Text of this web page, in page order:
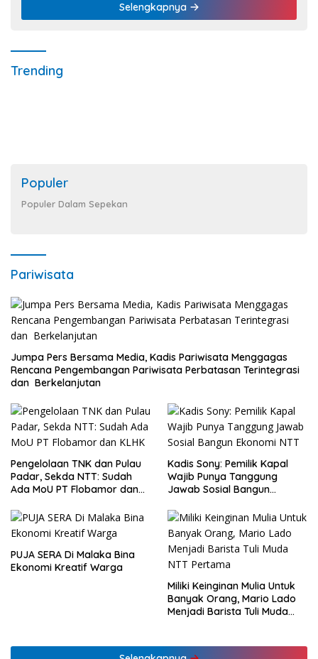
Selengkapnya
Trending
Populer
Populer Dalam Sepekan
Pariwisata
Jumpa Pers Bersama Media, Kadis Pariwisata Menggagas
Rencana Pengembangan Pariwisata Perbatasan Terintegrasi
dan Berkelanjutan
Pengelolaan TNK dan Pulau
Padar, Sekda NTT: Sudah
Ada MoU PT Flobamor dan
Kadis Sony: Pemilik Kapal
Wajib Punya Tanggung
Jawab Sosial Bangun
PUJA SERA Di Malaka Bina
Ekonomi Kreatif Warga
Miliki Keinginan Mulia Untuk
Banyak Orang, Mario Lado
Menjadi Barista Tuli Muda